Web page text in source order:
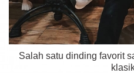
Salah satu dinding favorit